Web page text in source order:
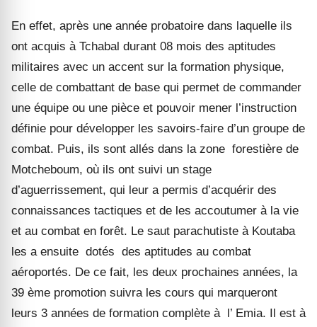
En effet, après une année probatoire dans laquelle ils
ont acquis à Tchabal durant 08 mois des aptitudes
militaires avec un accent sur la formation physique,
celle de combattant de base qui permet de commander
une équipe ou une pièce et pouvoir mener l’instruction
définie pour développer les savoirs-faire d’un groupe de
combat. Puis, ils sont allés dans la zone forestière de
Motcheboum, où ils ont suivi un stage
d’aguerrissement, qui leur a permis d’acquérir des
connaissances tactiques et de les accoutumer à la vie
et au combat en forêt. Le saut parachutiste à Koutaba
les aensuite dotés des aptitudes au combat
aéroportés. De ce fait, les deux prochaines années, la
39 ème promotion suivra les cours qui marqueront
leurs 3 années de formation complète à l’ Emia. Il est à